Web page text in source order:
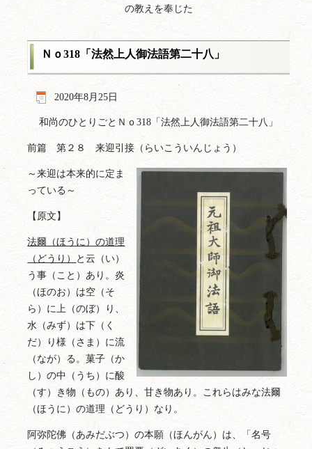
の教えを奉じた
Ｎｏ318「法然上人御法語第二十八」
2020年8月25日
和尚のひとりごとＮｏ318「法然上人御法語第二十八」
前篇 第２８ 来迎引接（らいこういんじょう）
～来迎は本来的に定ま
っている～
【原文】
法爾（ほうに）の道理
（どうり）
と云（い）
う事（こと）あり。炎
（ほのお）は空（そ
ら）に上（のぼ）り、
水（みず）は下（く
だ）り様（さま）に流
（なが）る。菓子（か
し）の中（うち）に酸
（す）き物（もの）あり、甘き物あり。これらはみな法爾
（ほうに）の道理（どうり）なり。
阿弥陀佛（あみだぶつ）の本願（ほんがん）は、「名号